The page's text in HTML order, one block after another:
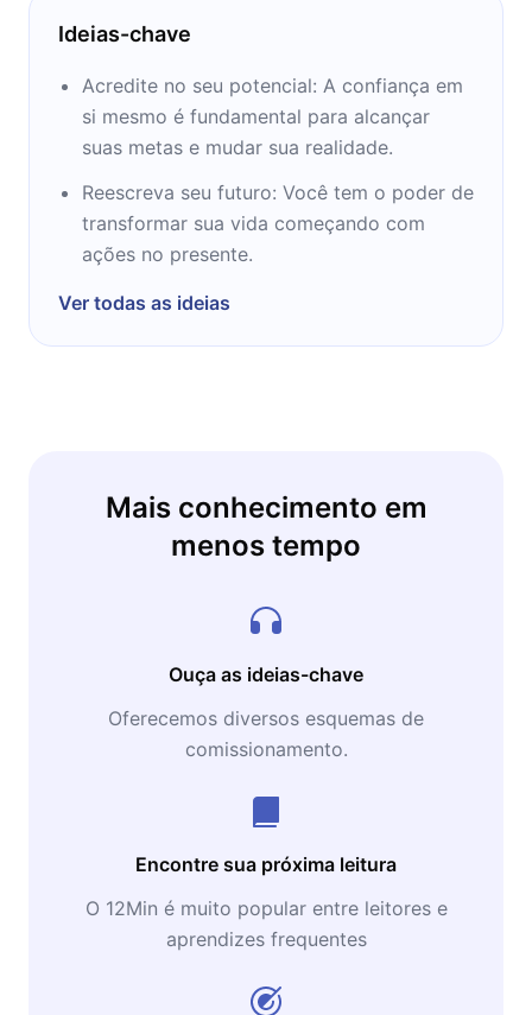
renomado internacionalmente, já ministrou
continentes. O autor já participou de
programas de grande repercussão nacional,
como Mais Você e Encontro com Fátima
Ideias-chave
Acredite no seu potencial: A confiança em
si mesmo é fundamental para alcançar
suas metas e mudar sua realidade.
Reescreva seu futuro: Você tem o poder de
transformar sua vida começando com
ações no presente.
Ver todas as ideias
Mais conhecimento em
menos tempo
Ouça as ideias-chave
Oferecemos diversos esquemas de
comissionamento.
Encontre sua próxima leitura
O 12Min é muito popular entre leitores e
aprendizes frequentes